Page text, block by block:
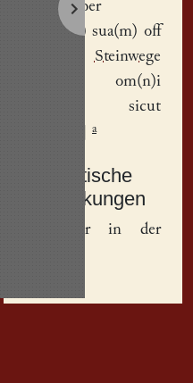
Weysgerber
do(mum) sua(m) off
demSteinwege
er(blich) om(n)i
ju(r)e, sicut
a
Textkritische
Anmerkungen
Nur in der